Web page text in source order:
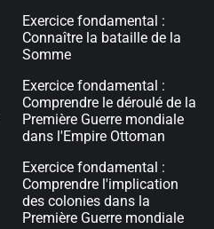
Exercice fondamental :
Connaître la bataille de la
Somme
Exercice fondamental :
Comprendre le déroulé de la
Première Guerre mondiale
dans l'Empire Ottoman
Exercice fondamental :
Comprendre l'implication
des colonies dans la
Première Guerre mondiale